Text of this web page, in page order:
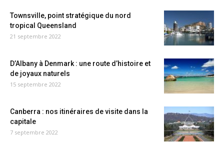
Townsville, point stratégique du nord
tropical Queensland
21 septembre 2022
D’Albany à Denmark : une route d’histoire et
de joyaux naturels
15 septembre 2022
Canberra : nos itinéraires de visite dans la
capitale
7 septembre 2022